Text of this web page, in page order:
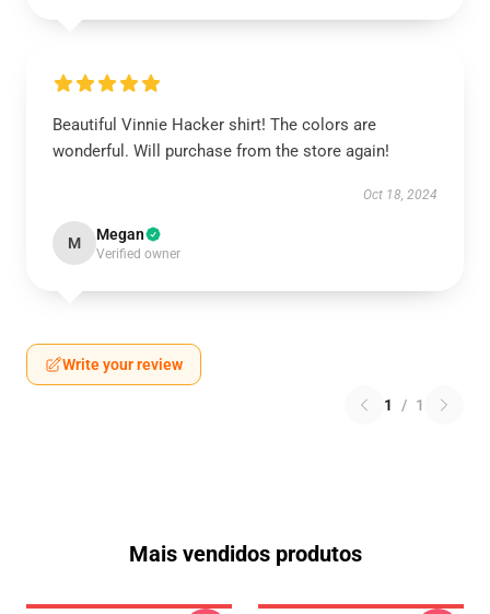
Beautiful Vinnie Hacker shirt! The colors are
wonderful. Will purchase from the store again!
Oct 18, 2024
M Megan
Verified owner
Write your review
1 / 1
Mais vendidos produtos